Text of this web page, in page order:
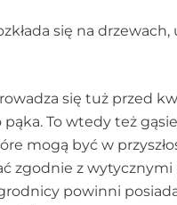
się na drzewach,
się tuż przed
pąka. To wtedy też
mogą być w
zgodnie z
powinni